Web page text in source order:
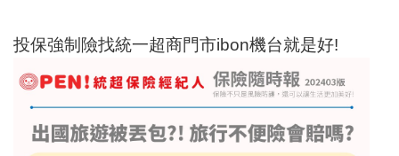
投保強制險找統一超商門市ibon機台就是好!